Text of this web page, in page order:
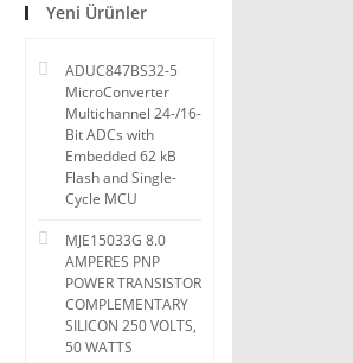
Yeni Ürünler
ADUC847BS32-5
MicroConverter
Multichannel 24-/16-
Bit ADCs with
Embedded 62 kB
Flash and Single-
Cycle MCU
MJE15033G 8.0
AMPERES PNP
POWER TRANSISTOR
COMPLEMENTARY
SILICON 250 VOLTS,
50 WATTS